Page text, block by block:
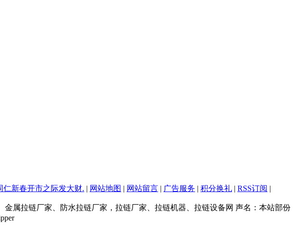
新春开市之际发大财. | 网站地图 | 网站留言 | 广告服务 | 积分换礼 | RSS订阅 |
属拉链厂家、防水拉链厂家，拉链厂家、拉链机器、拉链设备网 声名：本站部份